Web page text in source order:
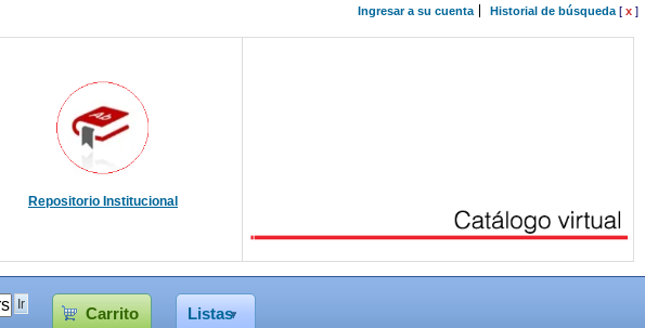
Ingresar a su cuenta Historial de búsqueda[ x ]
Repositorio Institucional
Carrito Listas